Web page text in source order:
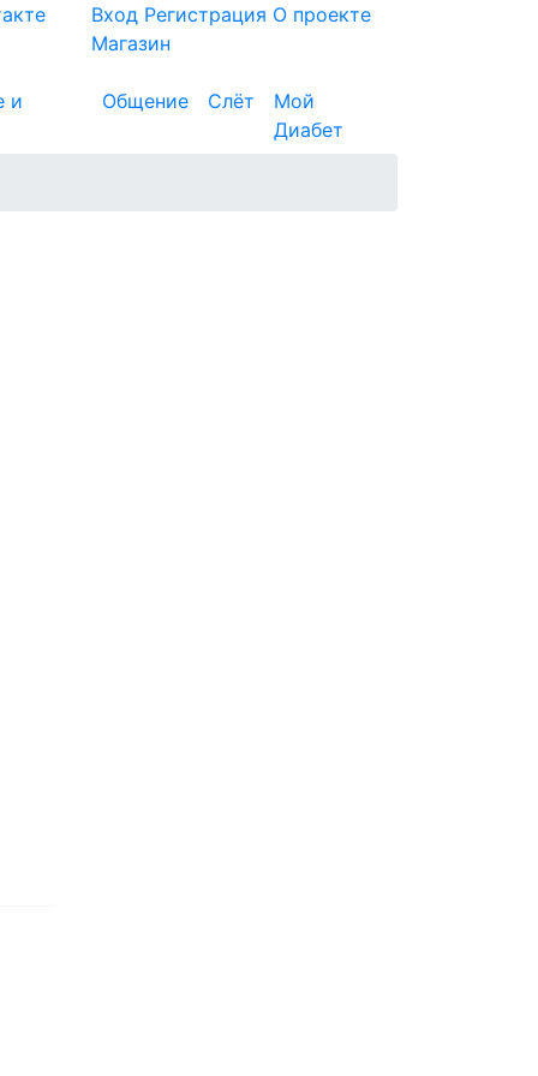
Вход Регистрация О проекте
Магазин
и Общение Слёт
Мой
Диабет